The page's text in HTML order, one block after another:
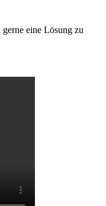
eine Lösung zu